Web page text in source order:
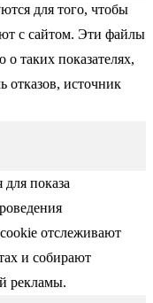
для того, чтобы
с сайтом. Эти файлы
таких показателях,
отказов, источник
показа
отслеживают
и собирают
рекламы.